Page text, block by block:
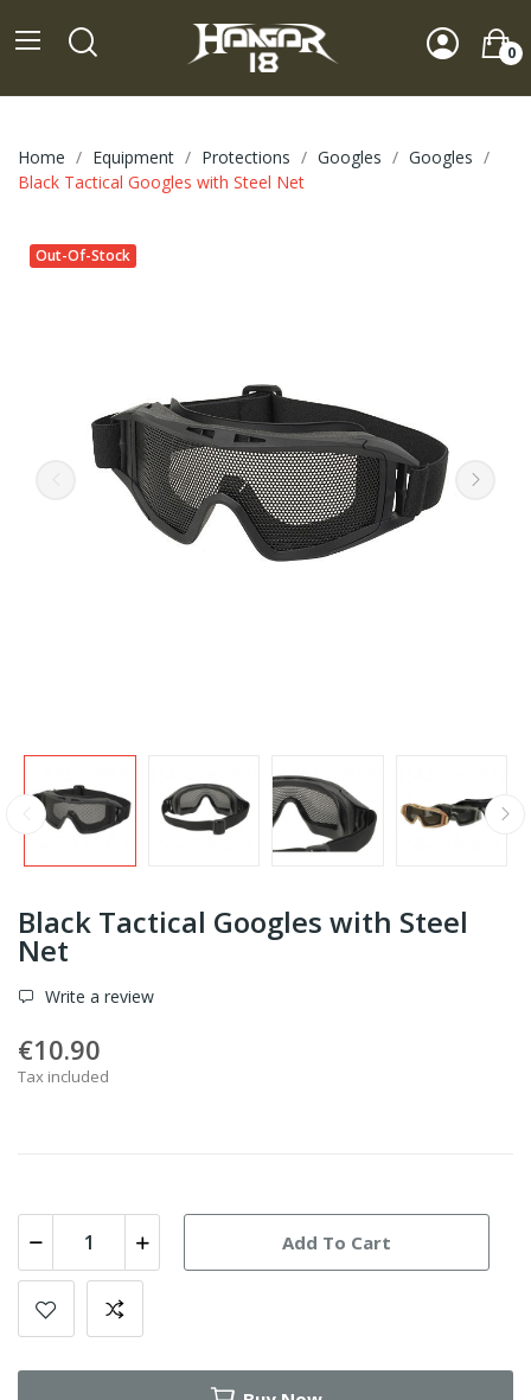
0
Home Equipment Protections Googles
Googles
Black Tactical Googles with Steel Net
Out-Of-Stock
Black Tactical Googles with Steel
Net
Write a review
€10.90
Tax included
Add To Cart